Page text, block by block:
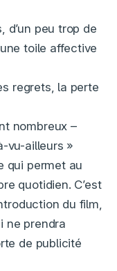
d’un peu trop de
toile affective
regrets, la perte
nombreux –
vu-ailleurs »
qui permet au
quotidien. C’est
du film,
ne prendra
de publicité